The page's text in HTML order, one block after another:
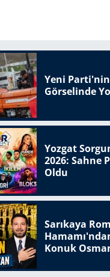
Yeni
Görselinde
Yozgat
2026: Sahne
Oldu
Sarıkaya
Konuk